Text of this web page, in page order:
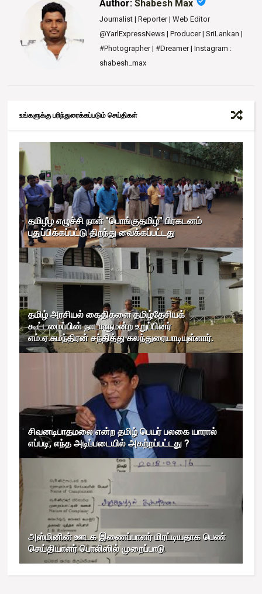
Author:Shabesh Max
Journalist | Reporter | Web Editor
@YarlExpressNews | Producer | SriLankan |
#Photographer | #Dreamer | Instagram :
shabesh_max
உங்களுக்கு பரிந்துரைக்கப்படும் செய்திகள்
தமிழீழ எழுச்சி நாள் "பொங்குதமிழ்" பிரகடனம்
புதுப்பிக்கப்பட்டு திறந்து வைக்கப்பட்டது
தமிழ் அரசியல் கைதிகளை தமிழ்தேசியக்
கூட்டமைப்பின் நாடாளுமன்ற உறுப்பினர்
எம்.ஏ.சுமந்திரன் சந்தித்து கலந்துரையாடியுள்ளார்.
சிவனடிபாதமலை என்ற தமிழ் பெயர் பலகை யாரால்
எப்படி, எந்த அடிப்படையில் அகற்றப்பட்டது ?
அஸ்மினின் ஊடக இணைப்பாளர் மிரட்டியதாக பெண்
செய்தியாளர் பொலிஸில் முறைப்பாடு